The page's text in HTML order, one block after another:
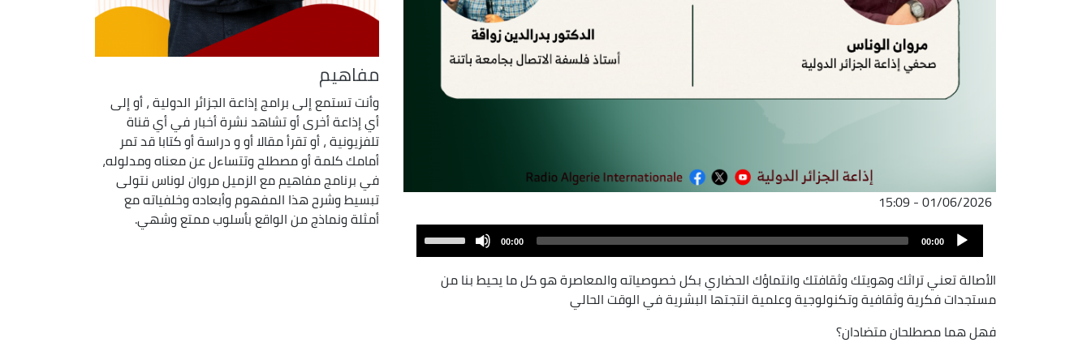
01/06/2026 - 15:09
ملف
الصوت
Audio
Player
00:00
00:00
الأصالة تعني تراثك وهويتك وثقافتك وانتماؤك الحضاري بكل خصوصياته والمعاصرة هو كل ما يحيط بنا من
مستجدات فكرية وثقافية وتكنولوجية وعلمية انتجتها البشرية في الوقت الحالي
فهل هما مصطلحان متضادان؟
مفاهيم
وأنت تستمع إلى برامج إذاعة الجزائر الدولية ، أو إلى
أي إذاعة أخرى أو تشاهد نشرة أخبار في أي قناة
تلفزيونية ، أو تقرأ مقالا أو و دراسة أو كتابا قد تمر
أمامك كلمة أو مصطلح وتتساءل عن معناه ومدلوله،
في برنامج مفاهيم مع الزميل مروان لوناس نتولى
تبسيط وشرح هذا المفهوم وأبعاده وخلفياته مع
أمثلة ونماذج من الواقع بأسلوب ممتع وشهي.